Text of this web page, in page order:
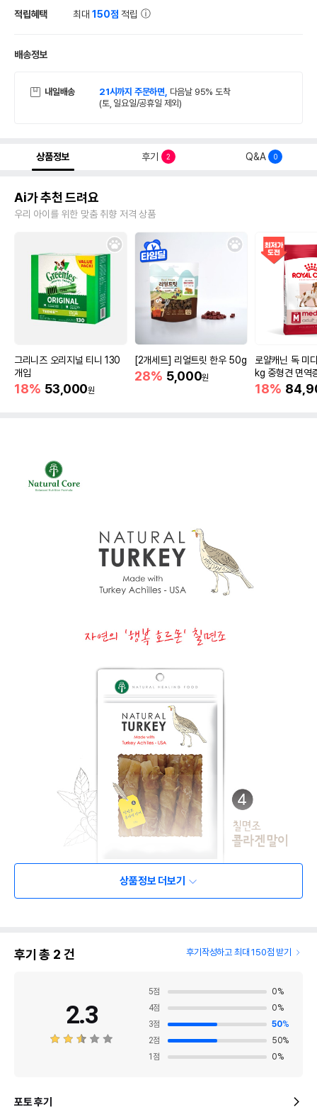
적립혜택 최대150점 적립
배송정보
내일배송 21시까지 주문하면, 다음날 95% 도착
(토, 일요일/공휴일 제외)
상품정보 후기 2 Q&A 0
Ai가 추천 드려요
우리 아이를 위한 맞춤 취향 저격 상품
그리니즈 오리지널 티니 130
개입
18% 53,000원
[2개세트] 리얼트릿 한우 50g
28% 5,000원
로얄캐닌 독 미
kg 중형견 면역
18%
상품정보 더보기
후기 총 2 건 후기작성하고 최대 150점 받기
2.3
5점 0%
4점 0%
3점 50%
2점 50%
1 점 0%
포토 후기